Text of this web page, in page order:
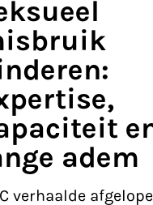
adem
verhaalde